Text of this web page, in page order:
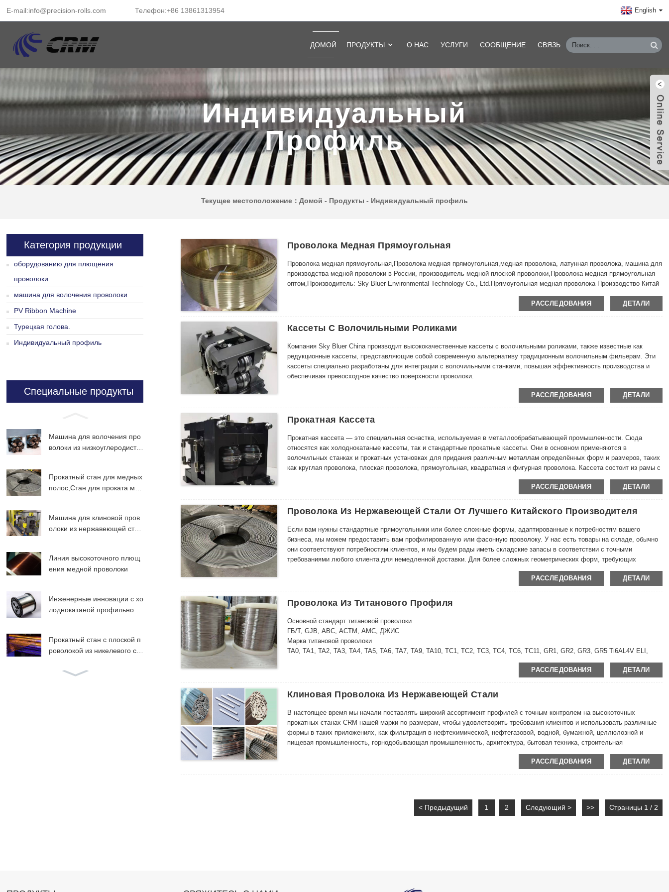
E-mail:info@precision-rolls.com Телефон:+86 13861313954 English
ДОМОЙ ПРОДУКТЫ О НАС УСЛУГИ СООБЩЕНИЕ СВЯЗЬ
Индивидуальный
Профиль
Текущее местоположение： Домой - Продукты - Индивидуальный профиль
Категория продукции
оборудованию для плющения
проволоки
машина для волочения проволоки
PV Ribbon Machine
Турецкая голова.
Индивидуальный профиль
Специальные продукты
Машина для волочения про
волоки из низкоуглеродисто
Прокатный стан для медных
полос,Стан для проката мет
Машина для клиновой пров
олоки из нержавеющей стал
Линия высокоточного плющ
ения медной проволоки
Инженерные инновации с хо
лоднокатаной профильной
Прокатный стан с плоской п
роволокой из никелевого сп
Проволока Медная Прямоугольная
Проволока медная прямоугольная,Проволока медная прямоугольная,медная проволока, латунная проволока, машина для
производства медной проволоки в России, производитель медной плоской проволоки,Проволока медная прямоугольная
оптом,Производитель: Sky Bluer Environmental Technology Co., Ltd.Прямоугольная медная проволока Производство Китай
РАССЛЕДОВАНИЯ ДЕТАЛИ
Кассеты С Волочильными Роликами
Компания Sky Bluer China производит высококачественные кассеты с волочильными роликами, также известные как
редукционные кассеты, представляющие собой современную альтернативу традиционным волочильным фильерам. Эти
кассеты специально разработаны для интеграции с волочильными станками, повышая эффективность производства и
обеспечивая превосходное качество поверхности проволоки.
РАССЛЕДОВАНИЯ ДЕТАЛИ
Прокатная Кассета
Прокатная кассета — это специальная оснастка, используемая в металлообрабатывающей промышленности. Сюда
относятся как холоднокатаные кассеты, так и стандартные прокатные кассеты. Они в основном применяются в
волочильных станках и прокатных установках для придания различным металлам определённых форм и размеров, таких
как круглая проволока, плоская проволока, прямоугольная, квадратная и фигурная проволока. Кассета состоит из рамы с
РАССЛЕДОВАНИЯ ДЕТАЛИ
Проволока Из Нержавеющей Стали От Лучшего Китайского Производителя
Если вам нужны стандартные прямоугольники или более сложные формы, адаптированные к потребностям вашего
бизнеса, мы можем предоставить вам профилированную или фасонную проволоку. У нас есть товары на складе, обычно
они соответствуют потребностям клиентов, и мы будем рады иметь складские запасы в соответствии с точными
требованиями любого клиента для немедленной доставки. Для более сложных геометрических форм, требующих
можем быстро обработать. Результат нашей фасонной проволоки, поскольку она требует минимальной механической
поставить широкий ассортимент марок, чаще всего 304 (1.4301) или 316 (1.4404), но мы также поставляем ферритные
марки, такие как 430 (1.4016), или медьсодержащие марки, такие как 304 Cu. Если вам нужна профилированная
проволока из нержавеющей стали, у нас есть для вас решение.
РАССЛЕДОВАНИЯ ДЕТАЛИ
Проволока Из Титанового Профиля
Основной стандарт титановой проволоки
ГБ/Т, GJB, АВС, АСТМ, АМС, ДЖИС
Марка титановой проволоки
TA0, TA1, TA2, TA3, TA4, TA5, TA6, TA7, TA9, TA10, TC1, TC2, TC3, TC4, TC6, TC11, GR1, GR2, GR3, GR5 Ti6AL4V ELI,
Типы титановой проволоки: Отожженная (M) Горячеобработанная s (R) Холоднообработанная (Y) (отожженная,
Поверхность титановой проволоки
Протравленная поверхность Блестящая поверхность
Использование титановой проволоки: военные, медицинские, спортивные товары, очки, серьги, головные уборы,
гальванические вешалки, сварочная проволока и другие отрасли промышленности.
РАССЛЕДОВАНИЯ ДЕТАЛИ
Клиновая Проволока Из Нержавеющей Стали
В настоящее время мы начали поставлять широкий ассортимент профилей с точным контролем на высокоточных
прокатных станах CRM нашей марки по размерам, чтобы удовлетворить требования клиентов и использовать различные
формы в таких приложениях, как фильтрация в нефтехимической, нефтегазовой, водной, бумажной, целлюлозной и
пищевая промышленность, горнодобывающая промышленность, архитектура, бытовая техника, строительная
РАССЛЕДОВАНИЯ ДЕТАЛИ
< Предыдущий 1 2 Следующий > >> Страницы 1 / 2